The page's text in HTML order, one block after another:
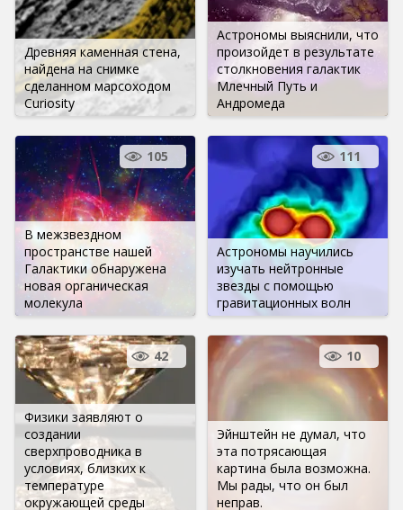
Древняя каменная стена,
найдена на снимке
сделанном марсоходом
Curiosity
Астрономы выяснили, что
произойдет в результате
столкновения галактик
Млечный Путь и
Андромеда
В межзвездном
пространстве нашей
Галактики обнаружена
новая органическая
молекула
105
Астрономы научились
изучать нейтронные
звезды с помощью
гравитационных волн
111
Физики заявляют о
создании
сверхпроводника в
условиях, близких к
температуре
окружающей среды
42
Эйнштейн не думал, что
эта потрясающая
картина была возможна.
Мы рады, что он был
неправ.
10